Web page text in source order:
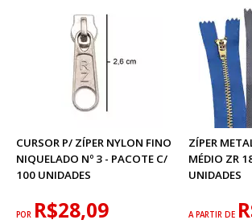
CURSOR P/ ZÍPER NYLON FINO
NIQUELADO Nº 3 - PACOTE C/
100 UNIDADES
POR R$28,09
ZÍPER
MÉDIO ZR
UNIDADES
A PARTIR DE